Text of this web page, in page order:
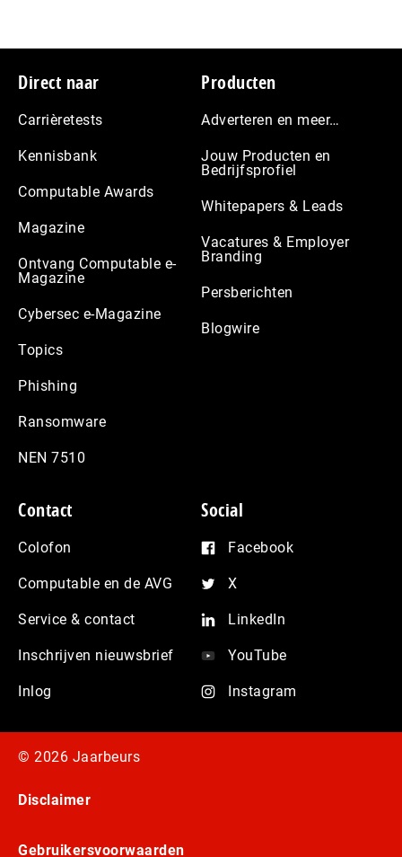
Footer
Direct naar
Carrièretests
Kennisbank
Computable Awards
Magazine
Ontvang Computable e-
Magazine
Cybersec e-Magazine
Topics
Phishing
Ransomware
NEN 7510
Producten
Adverteren en meer…
Jouw Producten en
Bedrijfsprofiel
Whitepapers & Leads
Vacatures & Employer
Branding
Persberichten
Blogwire
Contact
Colofon
Computable en de AVG
Service & contact
Inschrijven nieuwsbrief
Inlog
Social
Facebook
X
LinkedIn
YouTube
Instagram
© 2026 Jaarbeurs
Disclaimer
Gebruikersvoorwaarden